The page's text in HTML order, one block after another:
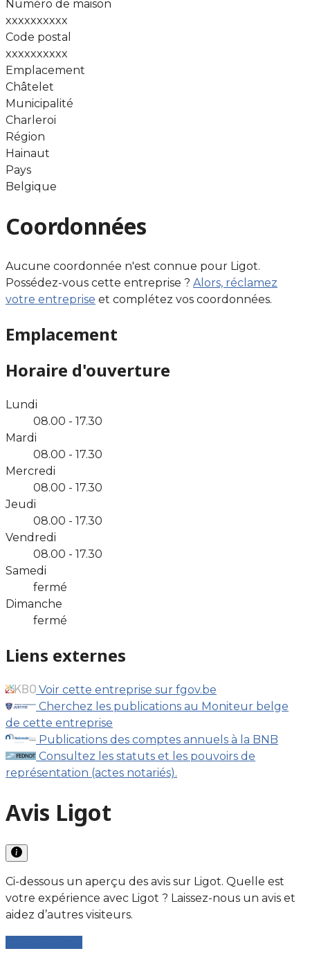
Numéro de maison
xxxxxxxxxx
Code postal
xxxxxxxxxx
Emplacement
Châtelet
Municipalité
Charleroi
Région
Hainaut
Pays
Belgique
Coordonnées
Aucune coordonnée n'est connue pour Ligot.
Possédez-vous cette entreprise ? Alors, réclamez
votre entreprise et complétez vos coordonnées.
Emplacement
Horaire d'ouverture
Lundi
08.00 - 17.30
Mardi
08.00 - 17.30
Mercredi
08.00 - 17.30
Jeudi
08.00 - 17.30
Vendredi
08.00 - 17.30
Samedi
fermé
Dimanche
fermé
Liens externes
Voir cette entreprise sur fgov.be
Cherchez les publications au Moniteur belge
de cette entreprise
Publications des comptes annuels à la BNB
Consultez les statuts et les pouvoirs de
représentation (actes notariés).
Avis Ligot
Ci-dessous un aperçu des avis sur Ligot. Quelle est
votre expérience avec Ligot ? Laissez-nous un avis et
aidez d’autres visiteurs.